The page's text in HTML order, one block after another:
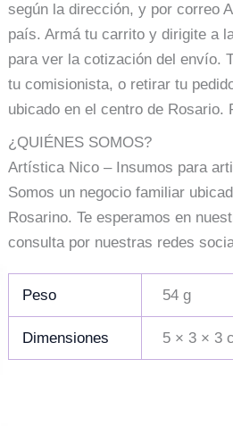
según la dirección, y por correo
país. Armá tu carrito y dirigite a
para ver la cotización del envío.
tu comisionista, o retirar tu
ubicado en el centro de Rosario.
¿QUIÉNES SOMOS?
Artística Nico – Insumos para
Somos un negocio familiar
Rosarino. Te esperamos en
consulta por nuestras redes
Peso 54 g
Dimensiones 5 × 3 × 3